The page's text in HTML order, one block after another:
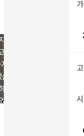
못하는 서러움,
가야 하는 아쉬움.
여겼던
니다.
는 가구',
습니다.